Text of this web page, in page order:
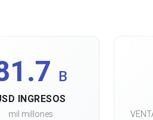
B
INGRESOS
mil millones